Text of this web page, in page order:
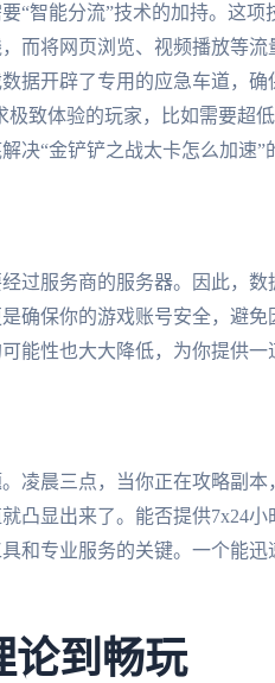
“智能分流”技术的加持。这
而将网页浏览、视频播放等
据开辟了专用的应急车道，
极致体验的玩家，比如需要超
决“金铲铲之战太卡怎么加速”
过服务商的服务器。因此，数
确保你的游戏账号安全，避
能性也大大降低，为你提供一
凌晨三点，当你正在攻略副
凸显出来了。能否提供7x24
和专业服务的关键。一个能迅
论到畅玩